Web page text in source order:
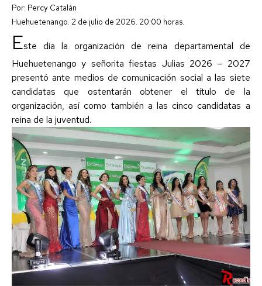
Por: Percy Catalán
Huehuetenango. 2 de julio de 2026. 20:00 horas.
Este día la organización de reina departamental de
Huehuetenango y señorita fiestas Julias 2026 – 2027
presentó ante medios de comunicación social a las siete
candidatas que ostentarán obtener el título de la
organización, así como también a las cinco candidatas a
reina de la juventud.